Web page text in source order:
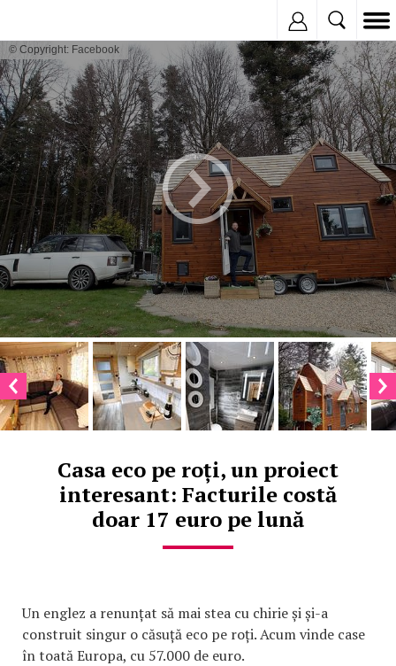
© Copyright: Facebook
Casa eco pe roți, un proiect
interesant: Facturile costă
doar 17 euro pe lună
Un englez a renunțat să mai stea cu chirie și și-a
construit singur o căsuță eco pe roți. Acum vinde case
în toată Europa, cu 57.000 de euro.